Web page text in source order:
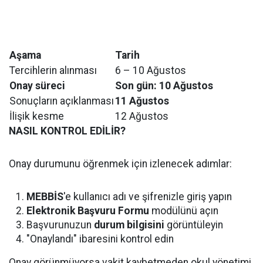
Aşama
Tarih
Tercihlerin alınması
6 – 10 Ağustos
Onay süreci
Son gün: 10 Ağustos
Sonuçların açıklanması 11 Ağustos
İlişik kesme
12 Ağustos
NASIL KONTROL EDİLİR?
Onay durumunu öğrenmek için izlenecek adımlar:
MEBBİS'e kullanıcı adı ve şifrenizle giriş yapın
Elektronik Başvuru Formu modülünü açın
Başvurunuzun durum bilgisini görüntüleyin
"Onaylandı" ibaresini kontrol edin